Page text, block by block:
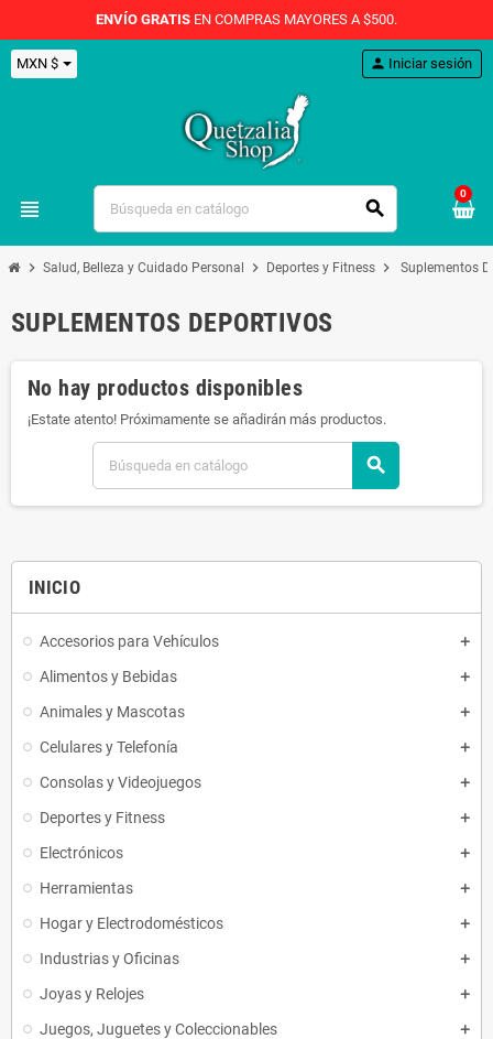
ENVÍO GRATIS EN COMPRAS MAYORES A $500.
MXN $
view_headline search
person Iniciar sesión
0
chevron_right Salud, Belleza y Cuidado Personal chevron_right Deportes y Fitness chevron_right Suplementos
INICIO
Accesorios para Vehículos
Alimentos y Bebidas
Animales y Mascotas
Celulares y Telefonía
Consolas y Videojuegos
Deportes y Fitness
Electrónicos
Herramientas
Hogar y Electrodomésticos
Industrias y Oficinas
Joyas y Relojes
Juegos, Juguetes y Coleccionables
SUPLEMENTOS DEPORTIVOS
No hay productos disponibles
¡Estate atento! Próximamente se añadirán más productos.
search